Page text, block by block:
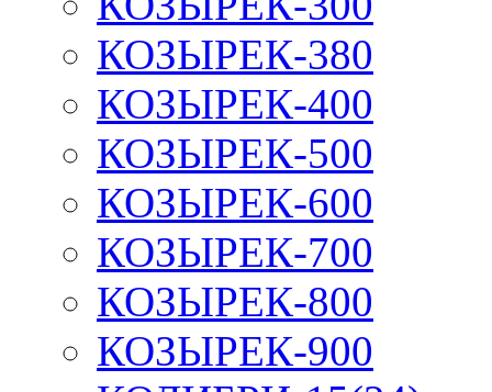
КОЗЫРЕК-380
КОЗЫРЕК-400
КОЗЫРЕК-500
КОЗЫРЕК-600
КОЗЫРЕК-700
КОЗЫРЕК-800
КОЗЫРЕК-900